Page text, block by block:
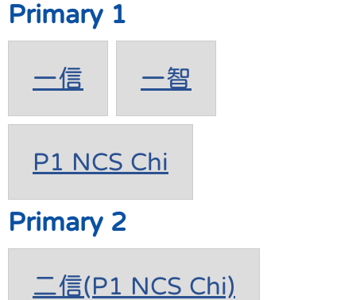
Primary 1
一信 一智
P1 NCS Chi
Primary 2
二信(P1 NCS Chi)